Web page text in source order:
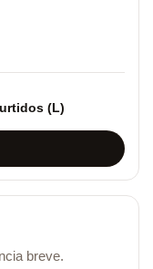
(L)
breve.